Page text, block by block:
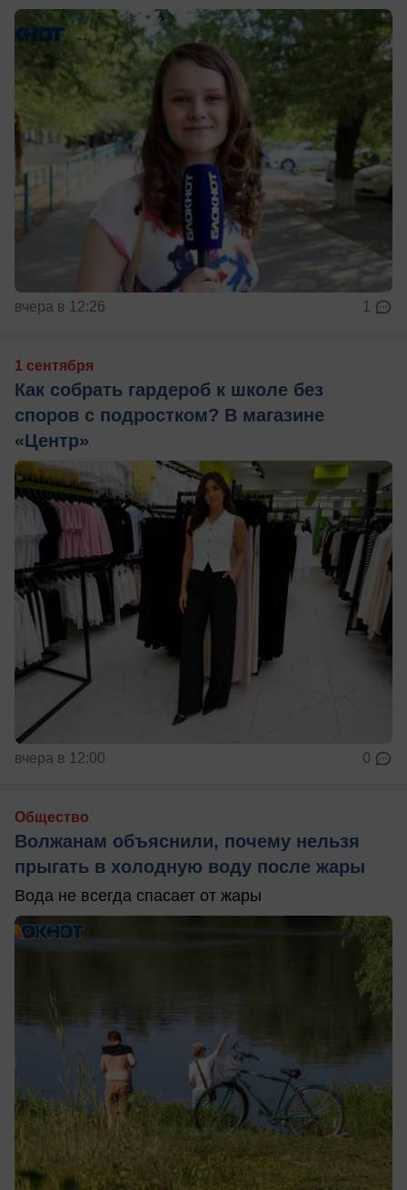
вчера в 12:26 1
1 сентября
Как собрать гардероб к школе без
споров с подростком? В магазине
«Центр»
вчера в 12:00 0
Общество
Волжанам объяснили, почему нельзя
прыгать в холодную воду после жары
Вода не всегда спасает от жары